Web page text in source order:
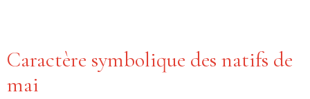
Caractère symbolique des natifs de
mai